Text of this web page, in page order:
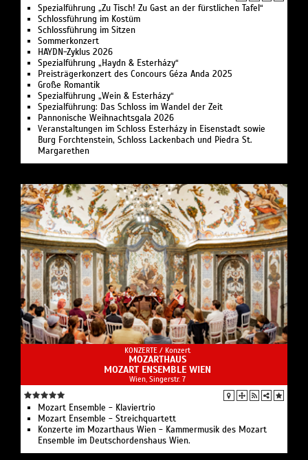
Spezialführung „Zu Tisch! Zu Gast an der fürstlichen Tafel“
Schlossführung im Kostüm
Schlossführung im Sitzen
Sommerkonzert
HAYDN-Zyklus 2026
Spezialführung „Haydn & Esterházy“
Preisträgerkonzert des Concours Géza Anda 2025
Große Romantik
Spezialführung „Wein & Esterházy“
Spezialführung: Das Schloss im Wandel der Zeit
Pannonische Weihnachtsgala 2026
Veranstaltungen im Schloss Esterházy in Eisenstadt sowie
Burg Forchtenstein, Schloss Lackenbach und Piedra St.
Margarethen
KONZERTE / Konzert
MOZARTHAUS
MOZART ENSEMBLE WIEN
Wien, Singerstr. 7
Mozart Ensemble - Klaviertrio
Mozart Ensemble - Streichquartett
Konzerte im Mozarthaus Wien - Kammermusik des Mozart
Ensemble im Deutschordenshaus Wien.